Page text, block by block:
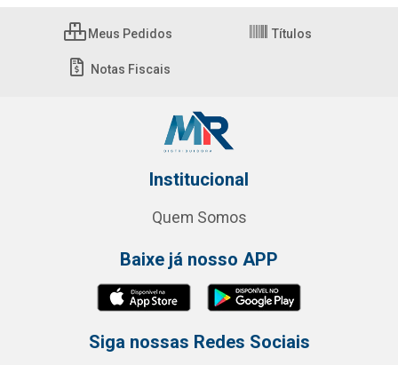
Meus Pedidos Títulos
Notas Fiscais
Institucional
Quem Somos
Baixe já nosso APP
Siga nossas Redes Sociais